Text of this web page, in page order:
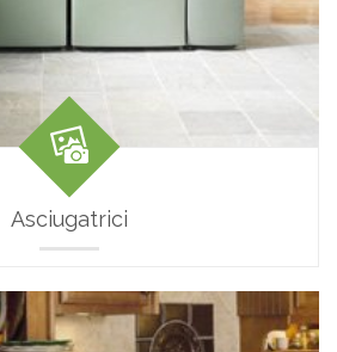
Asciugatrici